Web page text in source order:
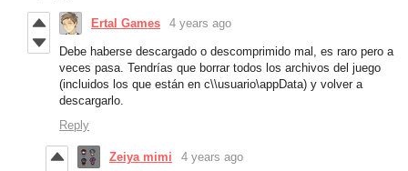
Ertal Games 4 years ago
Debe haberse descargado o descomprimido mal, es raro pero a
veces pasa. Tendrías que borrar todos los archivos del juego
(incluidos los que están en c\\usuario\appData) y volver a
descargarlo.
Reply
Zeiya mimi 4 years ago